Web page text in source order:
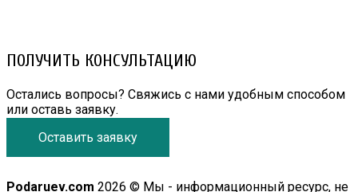
ПОЛУЧИТЬ КОНСУЛЬТАЦИЮ
Остались вопросы? Свяжись с нами удобным способом
или оставь заявку.
Оставить заявку
Podaruev.com 2026 © Мы - информационный ресурс, не